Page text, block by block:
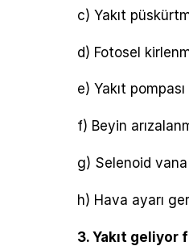
c) Yakıt
d) Fotosel
e) Yakıt
f) Beyin
g) Selenoid
h) Hava ayarı
3. Yakıt geliyor